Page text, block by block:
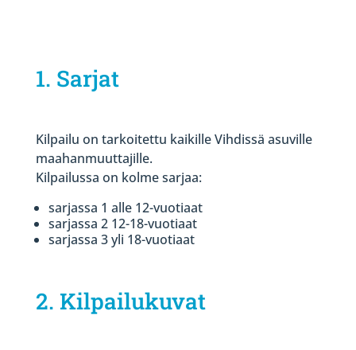
1. Sarjat
Kilpailu on tarkoitettu kaikille Vihdissä asuville
maahanmuuttajille.
Kilpailussa on kolme sarjaa:
sarjassa 1 alle 12-vuotiaat
sarjassa 2 12-18-vuotiaat
sarjassa 3 yli 18-vuotiaat
2. Kilpailukuvat